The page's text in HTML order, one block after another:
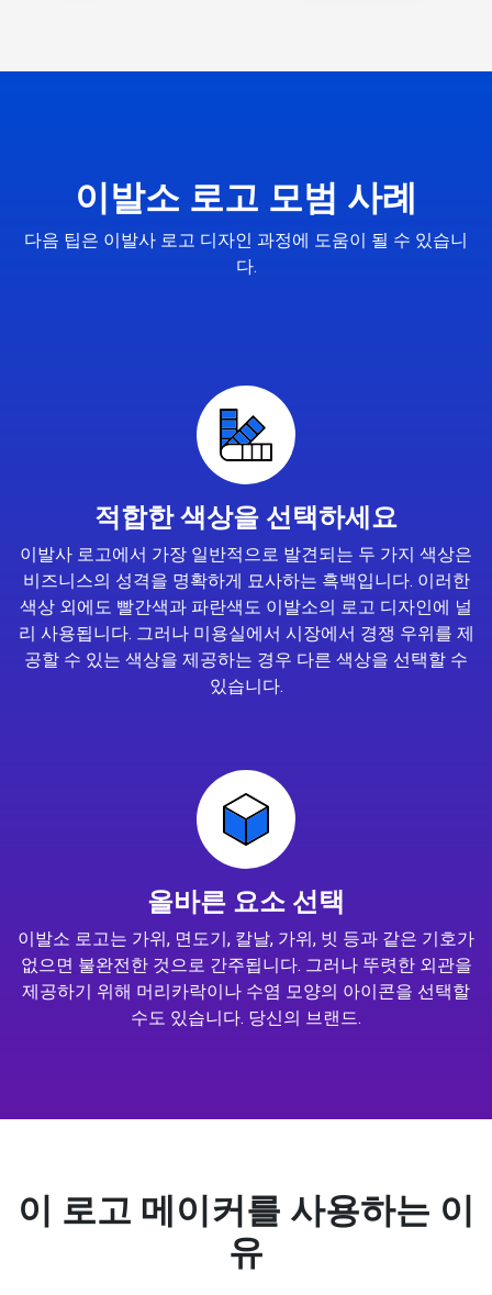
이발소 로고 모범 사례
다음 팁은 이발사 로고 디자인 과정에 도움이 될 수 있습니
다.
적합한 색상을 선택하세요
이발사 로고에서 가장 일반적으로 발견되는 두 가지 색상은
비즈니스의 성격을 명확하게 묘사하는 흑백입니다. 이러한
색상 외에도 빨간색과 파란색도 이발소의 로고 디자인에 널
리 사용됩니다. 그러나 미용실에서 시장에서 경쟁 우위를 제
공할 수 있는 색상을 제공하는 경우 다른 색상을 선택할 수
있습니다.
올바른 요소 선택
이발소 로고는 가위, 면도기, 칼날, 가위, 빗 등과 같은 기호가
없으면 불완전한 것으로 간주됩니다. 그러나 뚜렷한 외관을
제공하기 위해 머리카락이나 수염 모양의 아이콘을 선택할
수도 있습니다. 당신의 브랜드.
이 로고 메이커를 사용하는 이
유